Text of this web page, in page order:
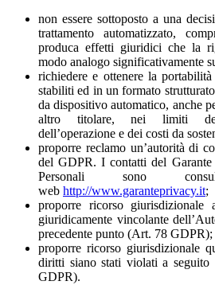
non essere sottoposto a una
trattamento automatizzato,
produca effetti giuridici che la
modo analogo significativamente
richiedere e ottenere la
stabiliti ed in un formato
da dispositivo automatico, anche
altro titolare, nei limiti
dell’operazione e dei costi da
proporre reclamo un’autorità di
del GDPR. I contatti del
Personali sono
web http://www.garanteprivacy.it;
proporre ricorso giurisdizionale
giuridicamente vincolante
precedente punto (Art. 78 GDPR);
proporre ricorso giurisdizionale
diritti siano stati violati a
GDPR).